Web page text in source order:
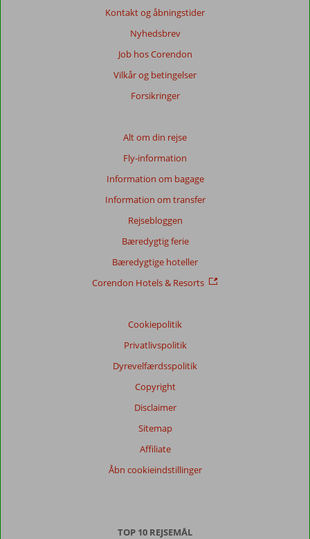
Kontakt og åbningstider
Nyhedsbrev
Job hos Corendon
Vilkår og betingelser
Forsikringer
Alt om din rejse
Fly-information
Information om bagage
Information om transfer
Rejsebloggen
Bæredygtig ferie
Bæredygtige hoteller
Corendon Hotels & Resorts
Cookiepolitik
Privatlivspolitik
Dyrevelfærdsspolitik
Copyright
Disclaimer
Sitemap
Affiliate
Åbn cookieindstillinger
TOP 10 REJSEMÅL